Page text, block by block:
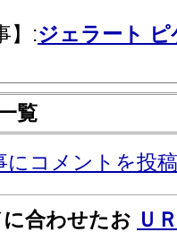
】:ジェラート
覧
にコメントを投
に合わせたお Ｕ